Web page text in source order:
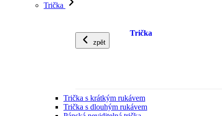
Trička
zpět
Trička
Trička s krátkým rukávem
Trička s dlouhým rukávem